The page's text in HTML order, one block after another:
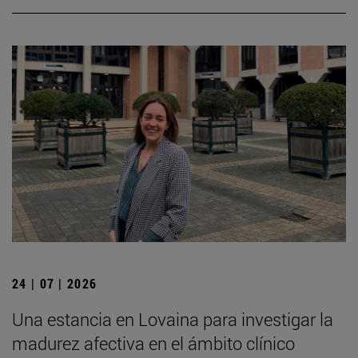
24 | 07 | 2026
Una estancia en Lovaina para investigar la
madurez afectiva en el ámbito clínico